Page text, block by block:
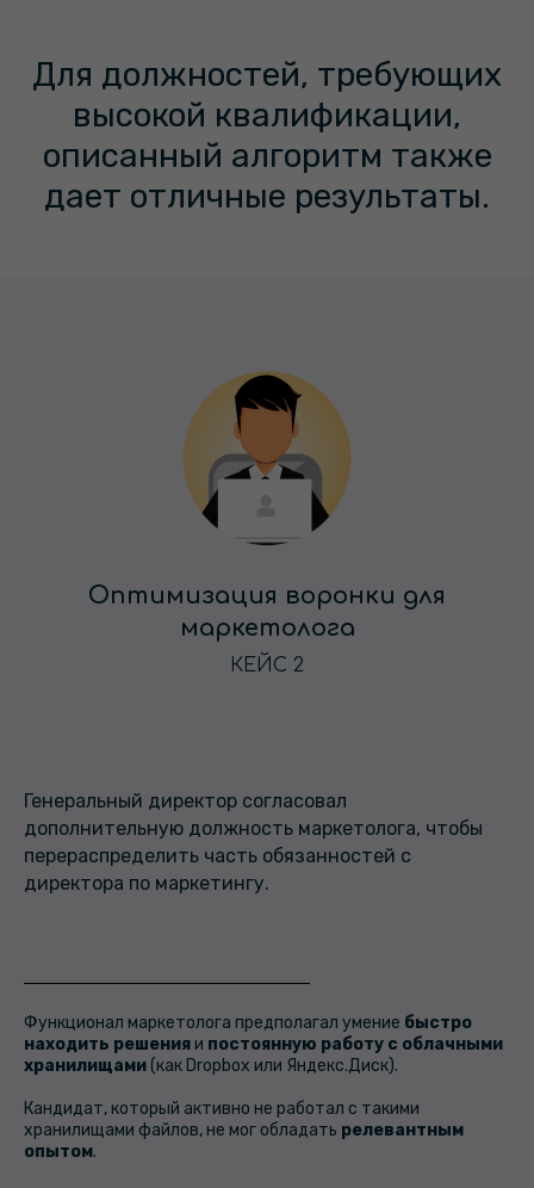
Для должностей, требующих
высокой квалификации,
описанный алгоритм также
дает отличные результаты.
Оптимизация воронки для
маркетолога
КЕЙС 2
Генеральный директор согласовал
дополнительную должность маркетолога, чтобы
перераспределить часть обязанностей с
директора по маркетингу.
Функционал маркетолога предполагал умение быстро
находить решенияи постоянную работу с облачными
хранилищами (как Dropbox или Яндекс.Диск).
Кандидат, который активно не работал с такими
хранилищами файлов, не мог обладать релевантным
опытом.